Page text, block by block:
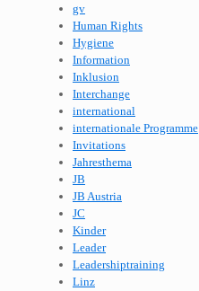
gv
Human Rights
Hygiene
Information
Inklusion
Interchange
international
internationale Programme
Invitations
Jahresthema
JB
JB Austria
JC
Kinder
Leader
Leadershiptraining
Linz